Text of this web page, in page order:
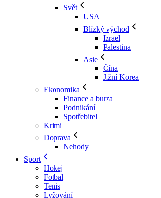
Svět
USA
Blízký východ
Izrael
Palestina
Asie
Čína
Jižní Korea
Ekonomika
Finance a burza
Podnikání
Spotřebitel
Krimi
Doprava
Nehody
Sport
Hokej
Fotbal
Tenis
Lyžování